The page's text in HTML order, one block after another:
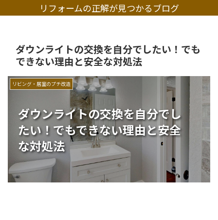
リフォームの正解が見つかるブログ
ダウンライトの交換を自分でしたい！でも
できない理由と安全な対処法
ダウンライトの交換を自分でし
たい！でもできない理由と安全
な対処法
リビング・居室のプチ改造